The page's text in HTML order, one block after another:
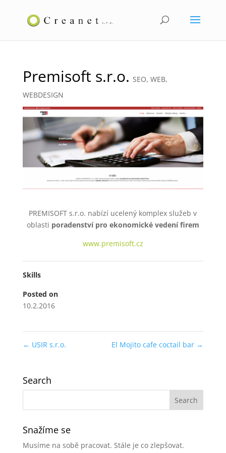
Premisoft s.r.o. SEO, WEB,
WEBDESIGN
PREMISOFT s.r.o. nabízí ucelený komplex služeb v
oblasti poradenství pro ekonomické vedení firem
www.premisoft.cz
Skills
Posted on
10.2.2016
← USIR s.r.o. El Mojito cafe coctail bar →
Search
Snažíme se
Musíme na sobě pracovat. Stále je co zlepšovat.